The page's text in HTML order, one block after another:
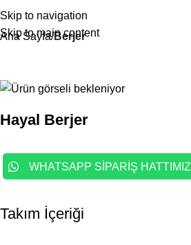
Skip to navigation
Skip to main content
Ana Sayfa Berjer
Hayal Berjer
WHATSAPP SİPARİŞ HATTIMIZ
Takım İçeriği